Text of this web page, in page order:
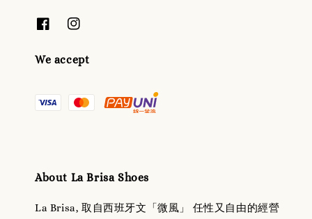
We accept
About La Brisa Shoes
La Brisa, 取自西班牙文「微風」 任性又自由的經營